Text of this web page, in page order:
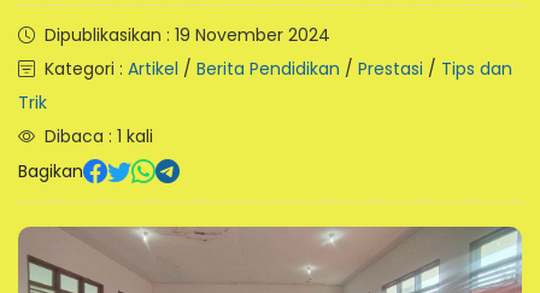
Dipublikasikan : 19 November 2024
Kategori : Artikel / Berita Pendidikan / Prestasi / Tips dan
Trik
Dibaca : 1 kali
Bagikan